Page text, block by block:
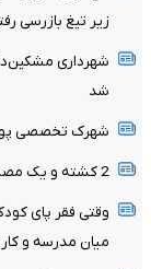
زیر تیغ بازرسی
شهرداری
شد
شهرک تخصصی
2 کشته و یک مصدوم دستاورد حادثه رانندگی در کنارگذر شمالی اراک
وقتی فقر پای
میان مدرسه و کار